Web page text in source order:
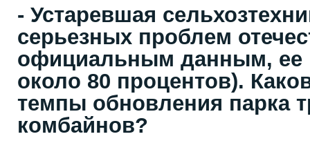
- Устаревшая
серьезных проблем
официальным данным, ее
около 80 процентов).
темпы обновления парка
комбайнов?